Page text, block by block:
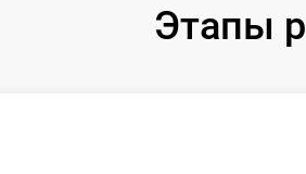
Этапы